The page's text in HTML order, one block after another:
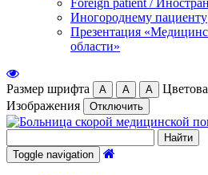
Foreign patient /
Иногороднему пациенту
Презентация
области»
Размер шрифта А А А
Изображения Отключить
Toggle navigation